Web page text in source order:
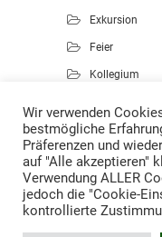
Exkursion
Feier
Kollegium
Musik
Projekte
Sport
Wir verwenden
bestmögliche
Präferenzen und
auf "Alle akzeptieren"
Verwendung ALLER
jedoch die "Cookie-
kontrollierte